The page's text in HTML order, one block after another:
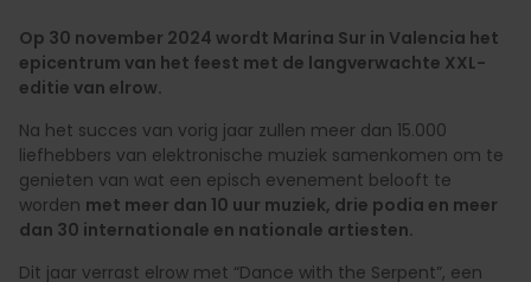
Op 30 november 2024 wordt Marina Sur in Valencia het
epicentrum van het feest met de langverwachte XXL-
editie van elrow.
Na het succes van vorig jaar zullen meer dan 15.000
liefhebbers van elektronische muziek samenkomen om te
genieten van wat een episch evenement belooft te
worden met meer dan 10 uur muziek, drie podia en meer
dan 30 internationale en nationale artiesten.
Dit jaar verrast elrow met “Dance with the Serpent”, een